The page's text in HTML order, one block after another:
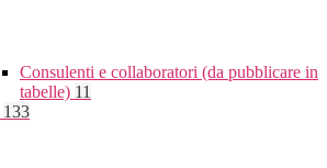
Consulenti e collaboratori (da pubblicare in
tabelle) 11
133